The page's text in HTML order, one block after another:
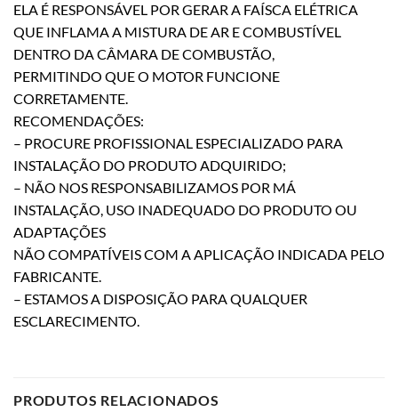
ELA É RESPONSÁVEL POR GERAR A FAÍSCA ELÉTRICA
QUE INFLAMA A MISTURA DE AR E COMBUSTÍVEL
DENTRO DA CÂMARA DE COMBUSTÃO,
PERMITINDO QUE O MOTOR FUNCIONE
CORRETAMENTE.
RECOMENDAÇÕES:
– PROCURE PROFISSIONAL ESPECIALIZADO PARA
INSTALAÇÃO DO PRODUTO ADQUIRIDO;
– NÃO NOS RESPONSABILIZAMOS POR MÁ
INSTALAÇÃO, USO INADEQUADO DO PRODUTO OU
ADAPTAÇÕES
NÃO COMPATÍVEIS COM A APLICAÇÃO INDICADA PELO
FABRICANTE.
– ESTAMOS A DISPOSIÇÃO PARA QUALQUER
ESCLARECIMENTO.
PRODUTOS RELACIONADOS